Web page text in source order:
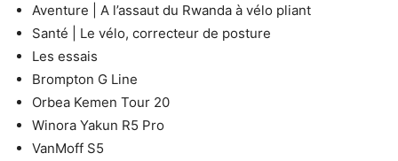
Aventure | A l’assaut du Rwanda à vélo pliant
Santé | Le vélo, correcteur de posture
Les essais
Brompton G Line
Orbea Kemen Tour 20
Winora Yakun R5 Pro
VanMoff S5